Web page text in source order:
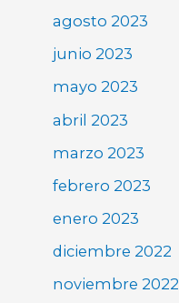
agosto 2023
junio 2023
mayo 2023
abril 2023
marzo 2023
febrero 2023
enero 2023
diciembre 2022
noviembre 2022